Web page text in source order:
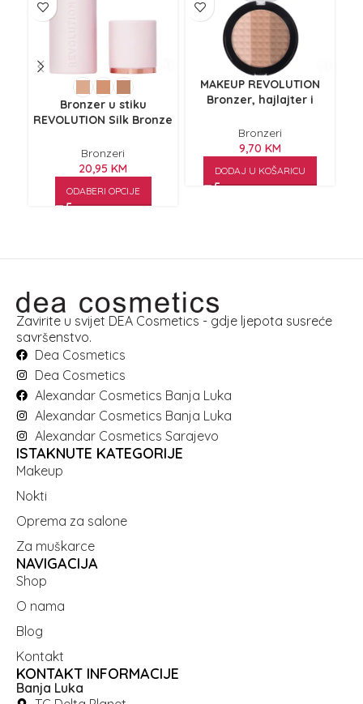
Bronzer u stiku
REVOLUTION Silk Bronze
Bronzeri
20,95 KM
ODABERI OPCIJE
MAKEUP REVOLUTION
Bronzer, hajlajter i
konturisanje 3u1 15g
Bronzeri
9,70 KM
DODAJ U KOŠARICU
Zavirite u svijet DEA Cosmetics - gdje ljepota susreće
savršenstvo.
Dea Cosmetics
Dea Cosmetics
Alexandar Cosmetics Banja Luka
Alexandar Cosmetics Banja Luka
Alexandar Cosmetics Sarajevo
ISTAKNUTE KATEGORIJE
Makeup
Nokti
Oprema za salone
Za muškarce
NAVIGACIJA
Shop
O nama
Blog
Kontakt
KONTAKT INFORMACIJE
Banja Luka